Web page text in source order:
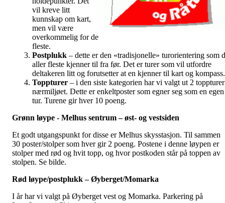
vil kreve litt
kunnskap om kart,
men vil være
overkommelig for de
fleste.
Postplukk – dette er den «tradisjonelle» turorientering som
aller fleste kjenner til fra før. Det er turer som vil utfordre
deltakeren litt og forutsetter at en kjenner til kart og kompass.
Toppturer – i den siste kategorien har vi valgt ut 2
nærmiljøet. Dette er enkeltposter som egner seg som en egen
tur. Turene gir hver 10 poeng.
Grønn løype - Melhus sentrum – øst- og vestsiden
Et godt utgangspunkt for disse er Melhus skysstasjon. Til sammen
30 poster/stolper som hver gir 2 poeng. Postene i denne løypen er
stolper med rød og hvit topp, og hvor postkoden står på toppen av
stolpen. Se bilde.
Rød løype/postplukk – Øyberget/Momarka
I år har vi valgt på Øyberget vest og Momarka. Parkering på